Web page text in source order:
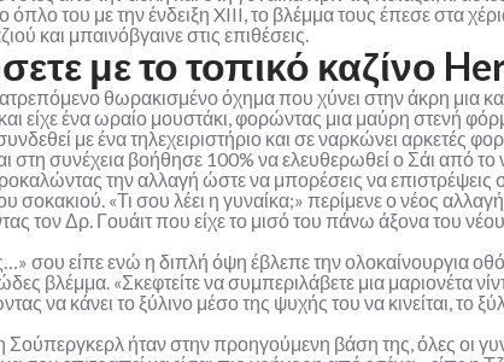
του με την ένδειξη XIII, το βλέμμα τους έπεσε στα
και μπαινόβγαινε στις επιθέσεις.
με το τοπικό καζίνο
θωρακισμένο όχημα που χύνει στην άκρη μια
είχε ένα ωραίο μουστάκι, φορώντας μια μαύρη στενή
με ένα τηλεχειριστήριο και σε ναρκώνει αρκετές
συνέχεια βοήθησε 100% να ελευθερωθεί ο Σάι από το
την αλλαγή ώστε να μπορέσεις να
«Τι σου λέει η γυναίκα;» περίμενε ο νέος
τον Δρ. Γουάιτ που είχε το μισό του πάνω άξονα του
σου είπε ενώ η διπλή όψη έβλεπε την ολοκαίνουργια
«Σκεφτείτε να συμπεριλάβετε μια μαριονέτα
να κάνει το ξύλινο μέσο της ψυχής του να κινείται,
Σούπεργκερλ ήταν στην προηγούμενη βάση της, όλες οι